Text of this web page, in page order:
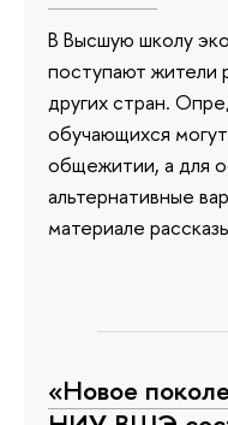
В Высшую школу
поступают жители
других стран.
обучающихся
общежитии, а для
альтернативные
материале
«Новое